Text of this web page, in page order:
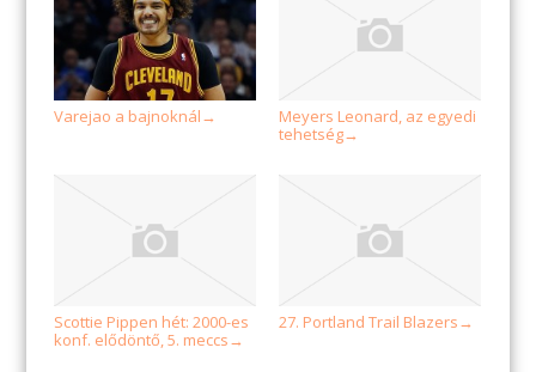
Varejao a bajnoknál →
Meyers Leonard, az egyedi
tehetség→
Scottie Pippen hét: 2000-es
konf. elődöntő, 5. meccs →
27. Portland Trail Blazers →